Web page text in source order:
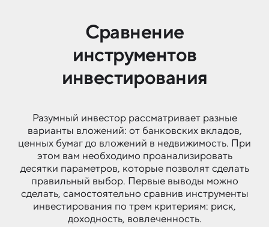
Сравнение
инструментов
инвестирования
Разумный инвестор рассматривает разные
варианты вложений: от банковских вкладов,
ценных бумаг до вложений в недвижимость. При
этом вам необходимо проанализировать
десятки параметров, которые позволят сделать
правильный выбор. Первые выводы можно
сделать, самостоятельно сравнив инструменты
инвестирования по трем критериям: риск,
доходность, вовлеченность.